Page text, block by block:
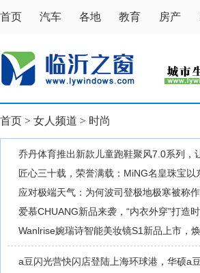
首页 汽车 各地 教育 房产
首页 > 女人频道 > 时尚
乔丹体育推出新款儿童跑鞋聚风7.0系列，
匠心三十载，荣誉满载：MiNG名皇珠宝
应对极端天气：为何波司登极地极寒被称作
爱慕CHUANG新品来袭，“内衣外穿”打造
Wanlrise婉瑞诗智能美妆镜S1新品上市，
a豆闪光营快闪店登陆上海环球港，华硕a